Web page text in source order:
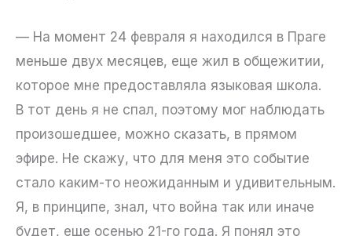
— На момент 24 февраля я находился в Праге
меньше двух месяцев, еще жил в общежитии,
которое мне предоставляла языковая школа.
В тот день я не спал, поэтому мог наблюдать
произошедшее, можно сказать, в прямом
эфире. Не скажу, что для меня это событие
стало каким-то неожиданным и удивительным.
Я, в принципе, знал, что война так или иначе
будет, еще осенью 21-го года. Я понял это